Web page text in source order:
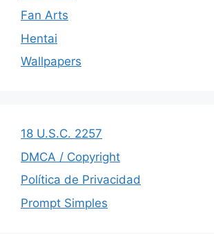
Fan Arts
Hentai
Wallpapers
18 U.S.C. 2257
DMCA / Copyright
Política de Privacidad
Prompt Simples